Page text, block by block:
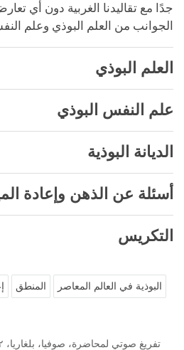
جدًا مع تقاليدنا الغربية دون أي
الجوانب من العلم البوذي وعلم
العلم البوذي
علم النفس البوذي
الديانة البوذية
أسئلة عن الذهن وإعادة
التكريس
البوذية في العالم المعاصر المنطق